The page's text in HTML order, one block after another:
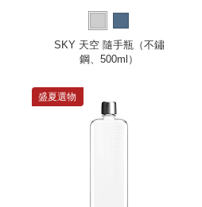
SKY 天空 隨手瓶（不鏽
鋼、500ml）
盛夏選物